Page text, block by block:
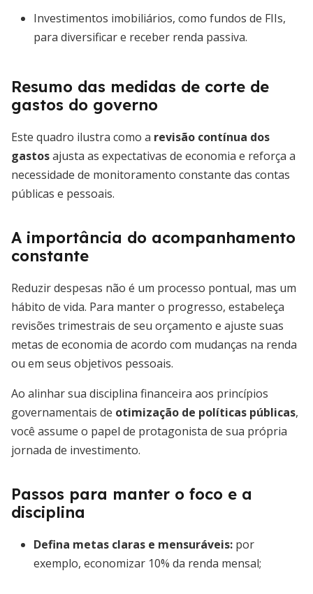
Investimentos imobiliários, como fundos de FIIs,
para diversificar e receber renda passiva.
Resumo das medidas de corte de
gastos do governo
Este quadro ilustra como a revisão contínua dos
gastosajusta as expectativas de economia e reforça a
necessidade de monitoramento constante das contas
públicas e pessoais.
A importância do acompanhamento
constante
Reduzir despesas não é um processo pontual, mas um
hábito de vida. Para manter o progresso, estabeleça
revisões trimestrais de seu orçamento e ajuste suas
metas de economia de acordo com mudanças na renda
ou em seus objetivos pessoais.
Ao alinhar sua disciplina financeira aos princípios
governamentais de otimização de políticas públicas,
você assume o papel de protagonista de sua própria
jornada de investimento.
Passos para manter o foco e a
disciplina
Defina metas claras e mensuráveis: por
exemplo, economizar 10% da renda mensal;